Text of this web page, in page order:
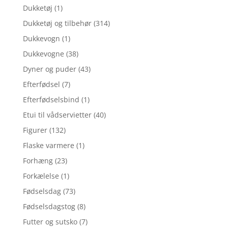
Dukketøj (1)
Dukketøj og tilbehør (314)
Dukkevogn (1)
Dukkevogne (38)
Dyner og puder (43)
Efterfødsel (7)
Efterfødselsbind (1)
Etui til vådservietter (40)
Figurer (132)
Flaske varmere (1)
Forhæng (23)
Forkælelse (1)
Fødselsdag (73)
Fødselsdagstog (8)
Futter og sutsko (7)